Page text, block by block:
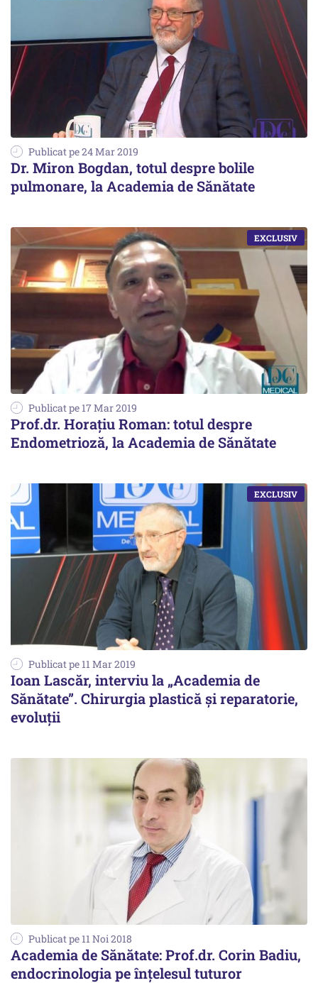
Publicat pe 24 Mar 2019
Dr. Miron Bogdan, totul despre bolile
pulmonare, la Academia de Sănătate
Publicat pe 17 Mar 2019
Prof.dr. Horațiu Roman: totul despre
Endometrioză, la Academia de Sănătate
Publicat pe 11 Mar 2019
Ioan Lascăr, interviu la „Academia de
Sănătate”. Chirurgia plastică și reparatorie,
evoluții
Publicat pe 11 Noi 2018
Academia de Sănătate: Prof.dr. Corin Badiu,
endocrinologia pe înțelesul tuturor